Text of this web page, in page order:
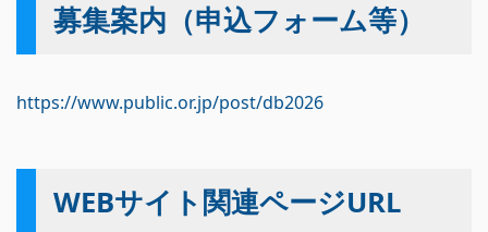
募集案内（申込フォーム等）
https://www.public.or.jp/post/db2026
WEBサイト関連ページURL